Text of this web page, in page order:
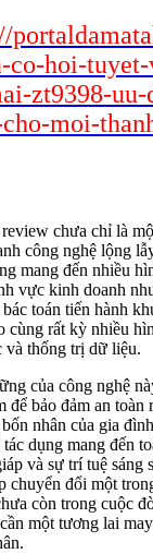
co-hoi-
zt9398-uu-
moi-
chưa chỉ là
công nghệ lộng
mang đến nhiều
vực kinh doanh
toán tiến hành
cùng rất kỳ nhiều
và thống trị dữ liệu.
của công nghệ
để bảo đảm an toàn
nhân của gia
dụng mang đến
và sự trí tuệ sáng
chuyển đổi một
còn trong cuộc
một tương lai